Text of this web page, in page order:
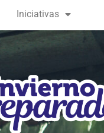
Iniciativas